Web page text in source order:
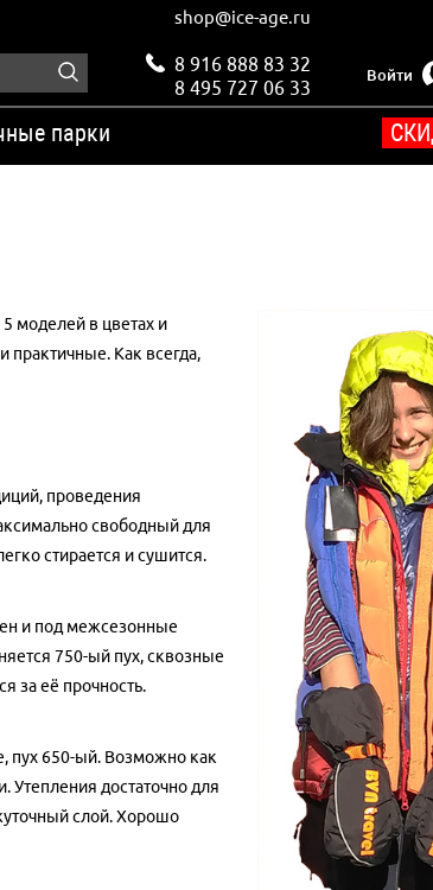
shop@ice-age.ru
8 916 888 83 32
8 495 727 06 33
Войти
парки
моделей в цветах и
практичные. Как всегда,
проведения
свободный для
стирается и сушится.
и под межсезонные
750-ый пух, сквозные
за её прочность.
650-ый. Возможно как
Утепления достаточно для
слой. Хорошо